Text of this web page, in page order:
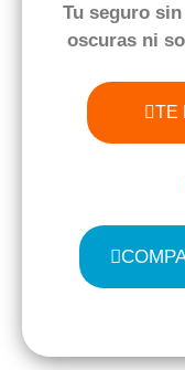
Tu seguro sin
oscuras ni
TE